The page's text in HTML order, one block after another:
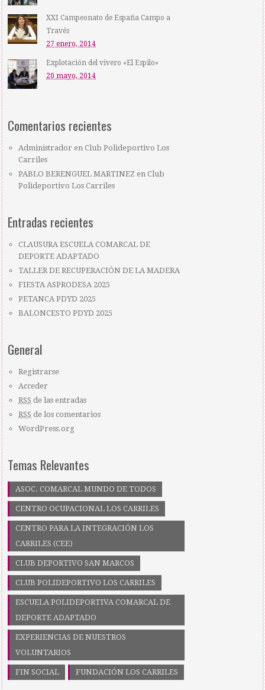
XXI Campeonato de España Campo a
Través
27 enero, 2014
Explotación del vivero «El Espilo»
20 mayo, 2014
Comentarios recientes
Administrador en Club Polideportivo Los
Carriles
PABLO BERENGUEL MARTINEZ en Club
Polideportivo Los Carriles
Entradas recientes
CLAUSURA ESCUELA COMARCAL DE
DEPORTE ADAPTADO
TALLER DE RECUPERACIÓN DE LA MADERA
FIESTA ASPRODESA 2025
PETANCA PDYD 2025
BALONCESTO PDYD 2025
General
Registrarse
Acceder
RSS de las entradas
RSS de los comentarios
WordPress.org
Temas Relevantes
ASOC. COMARCAL MUNDO DE TODOS
CENTRO OCUPACIONAL LOS CARRILES
CENTRO PARA LA INTEGRACIÓN LOS
CARRILES (CEE)
CLUB DEPORTIVO SAN MARCOS
CLUB POLIDEPORTIVO LOS CARRILES
ESCUELA POLIDEPORTIVA COMARCAL DE
DEPORTE ADAPTADO
EXPERIENCIAS DE NUESTROS
VOLUNTARIOS
FIN SOCIAL FUNDACIÓN LOS CARRILES